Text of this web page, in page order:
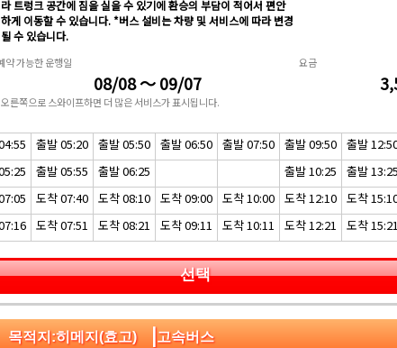
라 트렁크 공간에 짐을 실을 수 있기에 환승의 부담이 적어서 편안
하게 이동할 수 있습니다. *버스 설비는 차량 및 서비스에 따라 변경
될 수 있습니다.
약 가능한 운행일
08/08 ～ 09/07
요금
른쪽으로 스와이프하면 더 많은 서비스가 표시됩니다.
출발 05:20 출발 05:50 출발 06:50 출발 07:50 출발 09:50 출발
출발 05:55 출발 06:25 출발 10:25 출발
도착 07:40 도착 08:10 도착 09:00 도착 10:00 도착 12:10 도착
도착 07:51 도착 08:21 도착 09:11 도착 10:11 도착 12:21 도착
선택
목적지:히메지(효고) |고속버스